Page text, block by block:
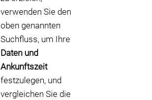
verwenden Sie den
oben genannten
Suchfluss, um Ihre
Daten und
Ankunftszeit
festzulegen, und
vergleichen Sie die